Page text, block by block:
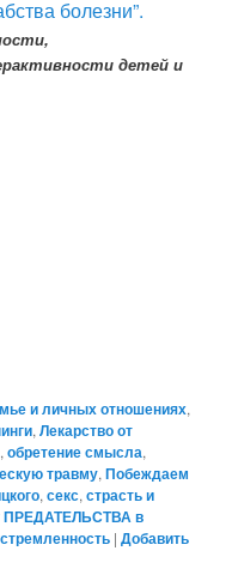
болезни”.
детей и
и личных отношениях,
,Лекарство от
,обретение смысла,
травму,Побеждаем
,секс,страсть и
ПРЕДАТЕЛЬСТВА в
|Добавить